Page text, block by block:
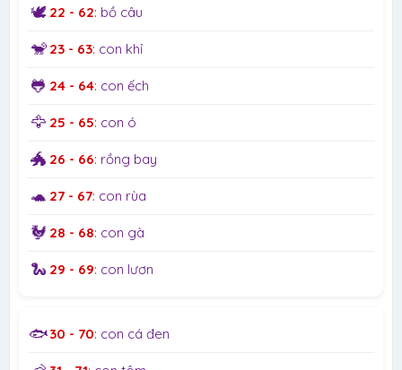
🕊️ 22 - 62: bồ câu
🐒 23 - 63: con khỉ
🐸 24 - 64: con ếch
🦅 25 - 65: con ó
🐲 26 - 66: rồng bay
🐢 27 - 67: con rùa
🐓 28 - 68: con gà
🐍 29 - 69: con lươn
🐟30 - 70: con cá đen